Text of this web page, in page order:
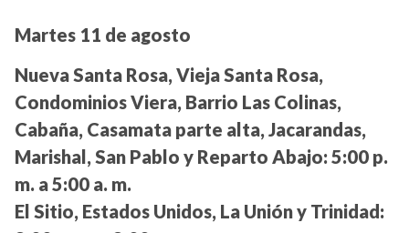
Martes 11 de agosto
Nueva Santa Rosa, Vieja Santa Rosa,
Condominios Viera, Barrio Las Colinas,
Cabaña, Casamata parte alta, Jacarandas,
Marishal, San Pablo y Reparto Abajo: 5:00 p.
m. a 5:00 a. m.
El Sitio, Estados Unidos, La Unión y Trinidad: